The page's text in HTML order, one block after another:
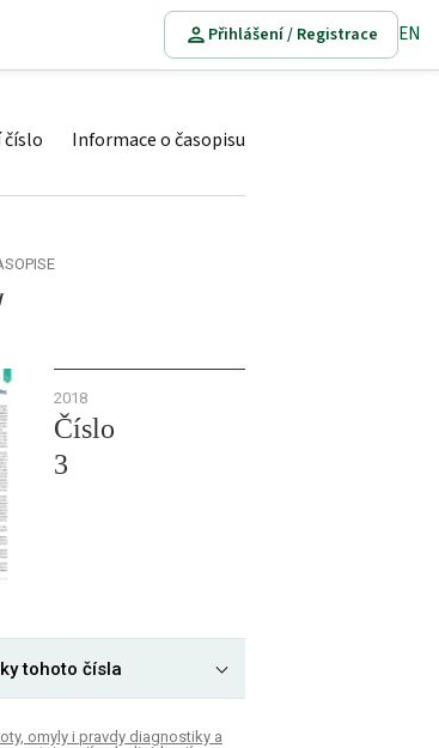
Přihlášení / Registrace EN
Informace o časopisu
2018
Číslo
3
tohoto čísla
omyly i pravdy diagnostiky a